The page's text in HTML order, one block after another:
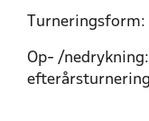
Op- /nedrykning: